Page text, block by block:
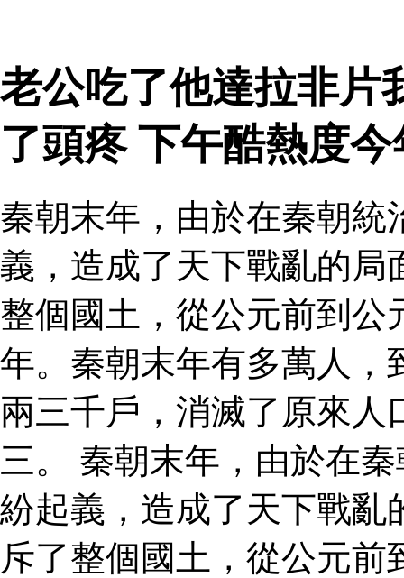
老公吃了他達拉非片
了頭疼 下午酷熱度
秦朝末年，由於在秦朝統
義，造成了天下戰亂的局
整個國土，從公元前到公
年。秦朝末年有多萬人，
兩三千戶，消滅了原來
三。 秦朝末年，由於在
紛起義，造成了天下戰亂
斥了整個國土，從公元